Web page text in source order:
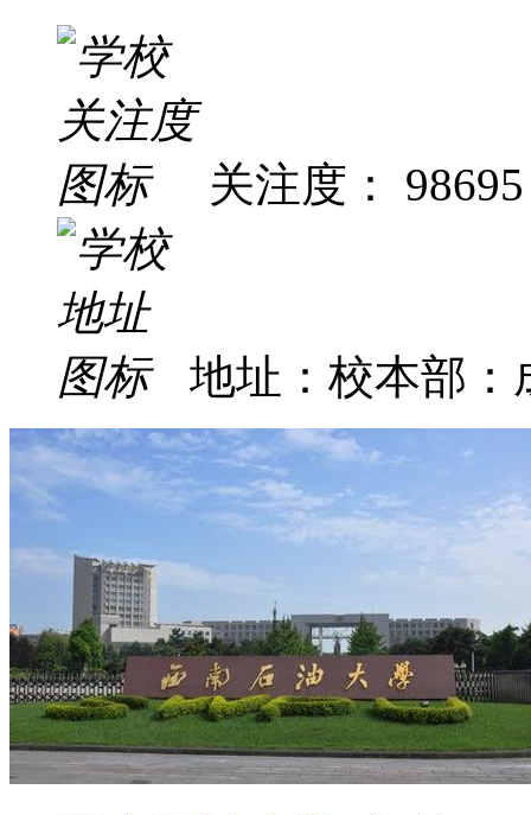
关注度： 98695
地址：校本部：